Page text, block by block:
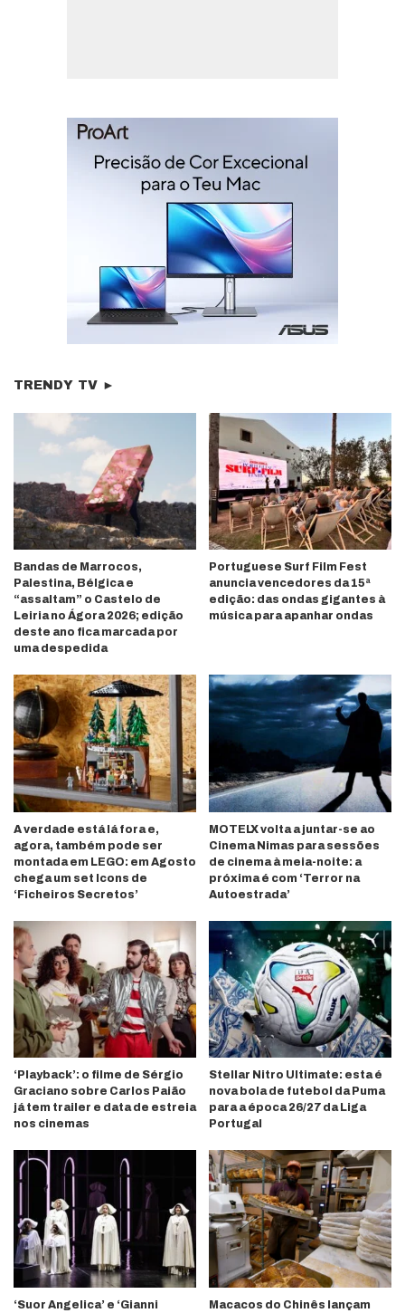
TRENDY TV ►
Bandas de Marrocos,
Palestina, Bélgica e
“assaltam” o Castelo de
Leiria no Ágora 2026; edição
deste ano fica marcada por
uma despedida
Portuguese Surf Film Fest
anuncia vencedores da 15ª
edição: das ondas gigantes à
música para apanhar ondas
A verdade está lá fora e,
agora, também pode ser
montada em LEGO: em Agosto
chega um set Icons de
‘Ficheiros Secretos’
MOTELX volta a juntar-se ao
Cinema Nimas para sessões
de cinema à meia-noite: a
próxima é com ‘Terror na
Autoestrada’
‘Playback’: o filme de Sérgio
Graciano sobre Carlos Paião
já tem trailer e data de estreia
nos cinemas
Stellar Nitro Ultimate: esta é
nova bola de futebol da Puma
para a época 26/27 da Liga
Portugal
‘Suor Angelica’ e ‘Gianni
Macacos do Chinês lançam